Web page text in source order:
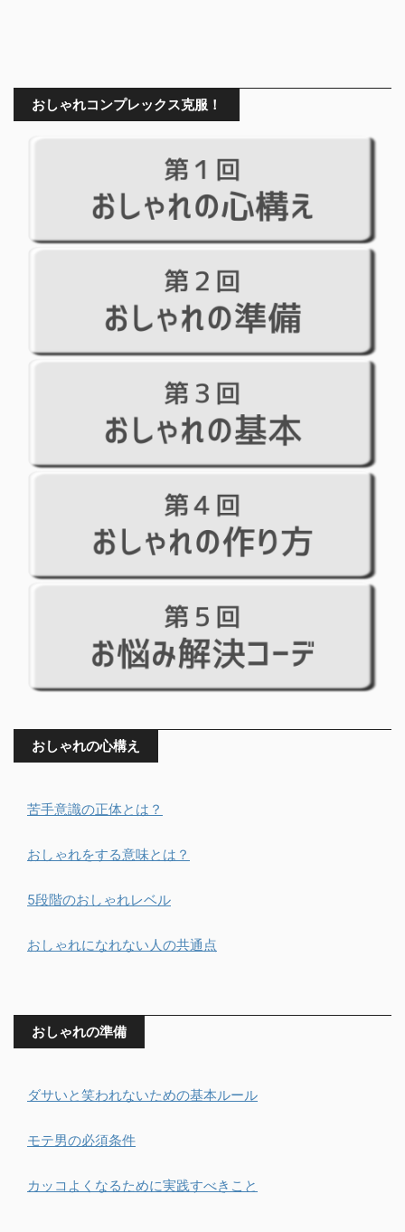
おしゃれコンプレックス克服！
おしゃれの心構え
苦手意識の正体とは？
おしゃれをする意味とは？
5段階のおしゃれレベル
おしゃれになれない人の共通点
おしゃれの準備
ダサいと笑われないための基本ルール
モテ男の必須条件
カッコよくなるために実践すべきこと